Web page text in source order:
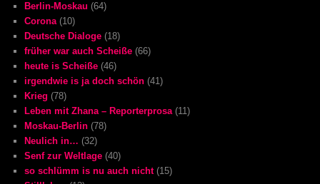
Berlin-Moskau (64)
Corona(10)
Deutsche Dialoge (18)
früher war auch Scheiße (66)
heute is Scheiße (46)
irgendwie is ja doch schön (41)
Krieg (78)
Leben mit Zhana – Reporterprosa(11)
Moskau-Berlin (78)
Neulich in… (32)
Senf zur Weltlage (40)
so schlümm is nu auch nicht(15)